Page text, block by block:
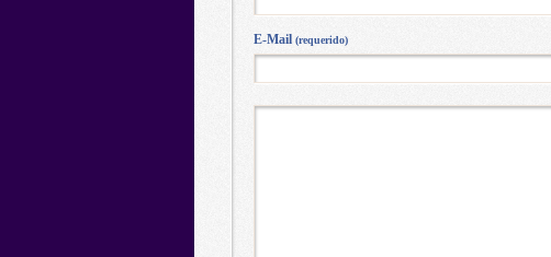
E-Mail (requerido)